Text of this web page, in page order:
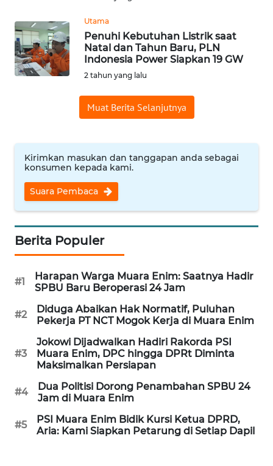
Utama
Penuhi Kebutuhan Listrik saat
Natal dan Tahun Baru, PLN
Indonesia Power Siapkan 19 GW
2 tahun yang lalu
Muat Berita Selanjutnya
Kirimkan masukan dan tanggapan anda sebagai
konsumen kepada kami.
Suara Pembaca
Berita Populer
#1
Harapan Warga Muara Enim: Saatnya Hadir
SPBU Baru Beroperasi 24 Jam
#2
Diduga Abaikan Hak Normatif, Puluhan
Pekerja PT NCT Mogok Kerja di Muara Enim
#3
Jokowi Dijadwalkan Hadiri Rakorda PSI
Muara Enim, DPC hingga DPRt Diminta
Maksimalkan Persiapan
#4
Dua Politisi Dorong Penambahan SPBU 24
Jam di Muara Enim
#5
PSI Muara Enim Bidik Kursi Ketua DPRD,
Aria: Kami Siapkan Petarung di Setiap Dapil
WN
KEPULAUAN
SERIBU
WN
WN
CIREBON
WN
INDRAMAYU
KUNINGAN
WN
MAJALENGKA
WN
SUBANG
WN